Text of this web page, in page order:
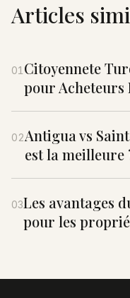
Articles
01 Citoyennete
pour Acheteurs
02Antigua vs
est la meilleure
03Les avantages
pour les